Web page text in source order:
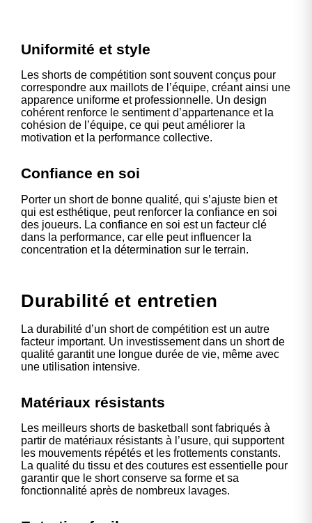
Uniformité et style
Les shorts de compétition sont souvent conçus pour
correspondre aux maillots de l’équipe, créant ainsi une
apparence uniforme et professionnelle. Un design
cohérent renforce le sentiment d’appartenance et la
cohésion de l’équipe, ce qui peut améliorer la
motivation et la performance collective.
Confiance en soi
Porter un short de bonne qualité, qui s’ajuste bien et
qui est esthétique, peut renforcer la confiance en soi
des joueurs. La confiance en soi est un facteur clé
dans la performance, car elle peut influencer la
concentration et la détermination sur le terrain.
Durabilité et entretien
La durabilité d’un short de compétition est un autre
facteur important. Un investissement dans un short de
qualité garantit une longue durée de vie, même avec
une utilisation intensive.
Matériaux résistants
Les meilleurs shorts de basketball sont fabriqués à
partir de matériaux résistants à l’usure, qui supportent
les mouvements répétés et les frottements constants.
La qualité du tissu et des coutures est essentielle pour
garantir que le short conserve sa forme et sa
fonctionnalité après de nombreux lavages.